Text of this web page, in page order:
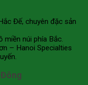
Đế, chuyên đặc sản
miền núi phía Bắc.
– Hanoi Specialties